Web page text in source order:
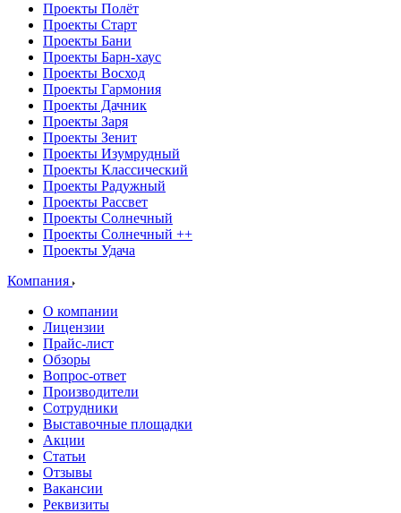
Проекты Полёт
Проекты Старт
Проекты Бани
Проекты Барн-хаус
Проекты Восход
Проекты Гармония
Проекты Дачник
Проекты Заря
Проекты Зенит
Проекты Изумрудный
Проекты Классический
Проекты Радужный
Проекты Рассвет
Проекты Солнечный
Проекты Солнечный ++
Проекты Удача
Компания
О компании
Лицензии
Прайс-лист
Обзоры
Вопрос-ответ
Производители
Сотрудники
Выставочные площадки
Акции
Статьи
Отзывы
Вакансии
Реквизиты